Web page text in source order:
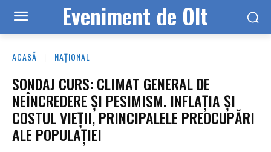
Eveniment de Olt
ACASĂ NAȚIONAL
SONDAJ CURS: CLIMAT GENERAL DE
NEÎNCREDERE ȘI PESIMISM. INFLAȚIA ȘI
COSTUL VIEȚII, PRINCIPALELE PREOCUPĂRI
ALE POPULAȚIEI